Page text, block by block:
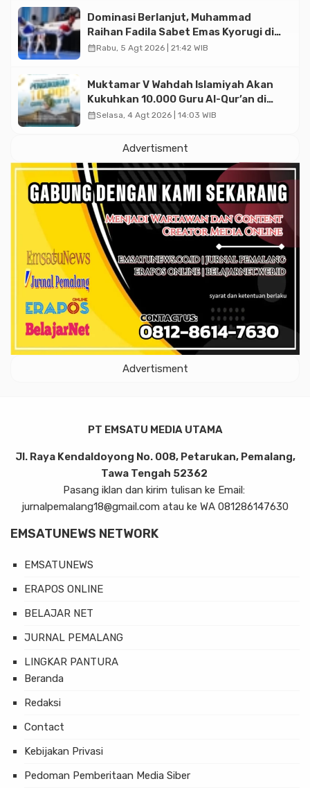
Dominasi Berlanjut, Muhammad
Raihan Fadila Sabet Emas Kyorugi di
Asian Taekwondo Indonesia Open
calendar_monthRabu, 5 Agt 2026 | 21:42 WIB
Muktamar V Wahdah Islamiyah Akan
Kukuhkan 10.000 Guru Al-Qur’an di
Masjid Istiqlal
calendar_monthSelasa, 4 Agt 2026 | 14:03 WIB
Advertisment
Advertisment
PT EMSATU MEDIA UTAMA
Jl. Raya Kendaldoyong No. 008, Petarukan, Pemalang,
Tawa Tengah 52362
Pasang iklan dan kirim tulisan ke Email:
jurnalpemalang18@gmail.com atau ke WA 081286147630
EMSATUNEWS NETWORK
EMSATUNEWS
ERAPOS ONLINE
BELAJAR NET
JURNAL PEMALANG
LINGKAR PANTURA
Beranda
Redaksi
Contact
Kebijakan Privasi
Pedoman Pemberitaan Media Siber